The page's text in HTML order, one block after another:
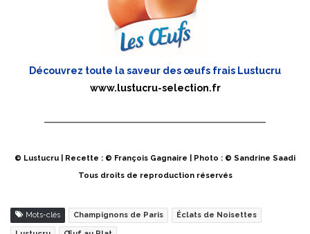
Découvrez toute la saveur des œufs frais Lustucru
www.lustucru-selection.fr
© Lustucru | Recette : © François Gagnaire | Photo : © Sandrine Saadi
Tous droits de reproduction réservés
Mots-clés Champignons de Paris Éclats de Noisettes